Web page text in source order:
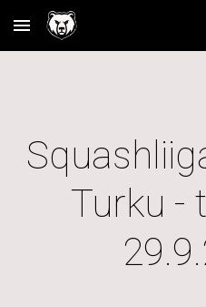
Skip to main content
Turku -